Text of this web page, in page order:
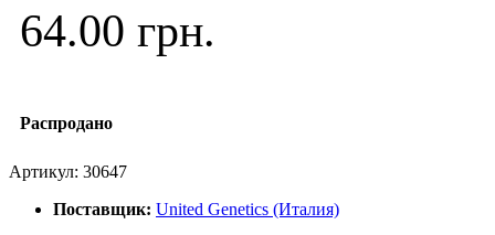
64.00 грн.
Распродано
Артикул: 30647
Поставщик: United Genetics (Италия)